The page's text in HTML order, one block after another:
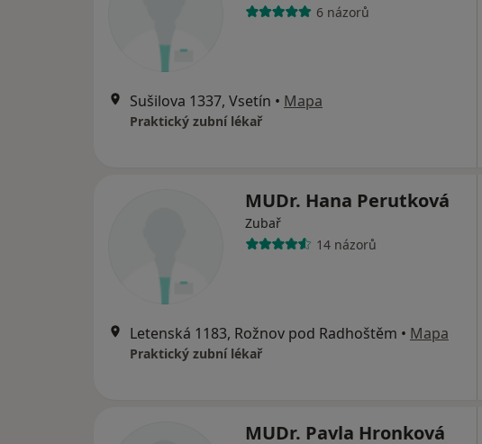
6 názorů
Sušilova 1337, Vsetín • Mapa
Praktický zubní lékař
MUDr. Hana Perutková
Zubař
14 názorů
Letenská 1183, Rožnov pod Radhoštěm • Mapa
Praktický zubní lékař
MUDr. Pavla Hronková